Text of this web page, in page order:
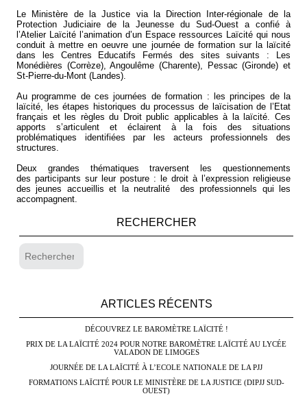
Le Ministère de la Justice via la Direction Inter-régionale de la
Protection Judiciaire de la Jeunesse du Sud-Ouest a confié à
l’Atelier Laïcité l’animation d’un Espace ressources Laïcité qui nous
conduit à mettre en oeuvre une journée de formation sur la laïcité
dans les Centres Educatifs Fermés des sites suivants : Les
Monédières (Corrèze), Angoulême (Charente), Pessac (Gironde) et
St-Pierre-du-Mont (Landes).
Au programme de ces journées de formation : les principes de la
laïcité, les étapes historiques du processus de laïcisation de l’Etat
français et les règles du Droit public applicables à la laïcité. Ces
apports s’articulent et éclairent à la fois des situations
problématiques identifiées par les acteurs professionnels des
structures.
Deux grandes thématiques traversent les questionnements
des participants sur leur posture : le droit à l’expression religieuse
des jeunes accueillis et la neutralité des professionnels qui les
accompagnent.
RECHERCHER
ARTICLES RÉCENTS
DÉCOUVREZ LE BAROMÈTRE LAÏCITÉ !
PRIX DE LA LAÏCITÉ 2024 POUR NOTRE BAROMÈTRE LAÏCITÉ AU LYCÉE
VALADON DE LIMOGES
JOURNÉE DE LA LAÏCITÉ À L’ECOLE NATIONALE DE LA PJJ
FORMATIONS LAÏCITÉ POUR LE MINISTÈRE DE LA JUSTICE (DIPJJ SUD-
OUEST)